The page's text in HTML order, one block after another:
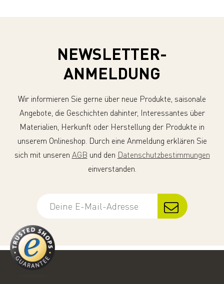
NEWSLETTER-
ANMELDUNG
Wir informieren Sie gerne über neue Produkte, saisonale
Angebote, die Geschichten dahinter, Interessantes über
Materialien, Herkunft oder Herstellung der Produkte in
unserem Onlineshop. Durch eine Anmeldung erklären Sie
sich mit unseren AGB und den Datenschutzbestimmungen
einverstanden.